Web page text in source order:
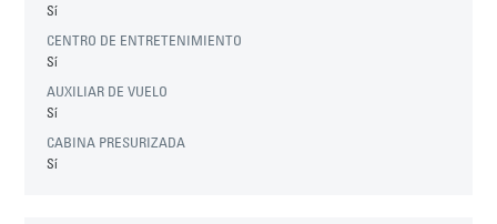
Sí
CENTRO DE ENTRETENIMIENTO
Sí
AUXILIAR DE VUELO
Sí
CABINA PRESURIZADA
Sí